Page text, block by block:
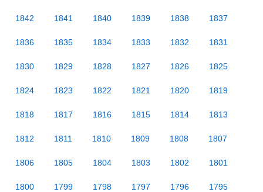
1842 1841 1840 1839 1838 1837
1836 1835 1834 1833 1832 1831
1830 1829 1828 1827 1826 1825
1824 1823 1822 1821 1820 1819
1818 1817 1816 1815 1814 1813
1812 1811 1810 1809 1808 1807
1806 1805 1804 1803 1802 1801
1800 1799 1798 1797 1796 1795